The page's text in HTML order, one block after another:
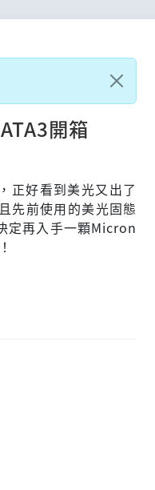
開箱
正好看到美光又出了
先前使用的美光固態
定再入手一顆Micron